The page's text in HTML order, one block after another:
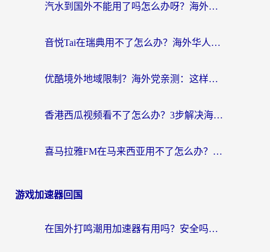
汽水到国外不能用了吗怎么办呀？海外党追剧看片的救星在这里！
音悦Tai在瑞典用不了怎么办？海外华人追剧听歌的实用指南
优酷境外地域限制？海外党亲测：这样看国内剧再也不卡（附3个实用场景解决）
香港西瓜视频看不了怎么办？3步解决海外追剧难题，附靠谱加速器推荐
喜马拉雅FM在马来西亚用不了怎么办？海外华人亲测有效的回国加速指南
游戏加速器回国
在国外打鸣潮用加速器有用吗？安全吗？海外玩家国服游戏加速全指南